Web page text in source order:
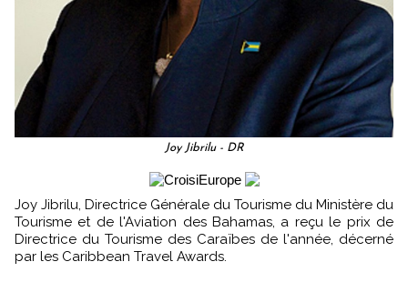
Joy Jibrilu - DR
Joy Jibrilu, Directrice Générale du Tourisme du Ministère du
Tourisme et de l'Aviation des Bahamas, a reçu le prix de
Directrice du Tourisme des Caraïbes de l'année, décerné
par les Caribbean Travel Awards.